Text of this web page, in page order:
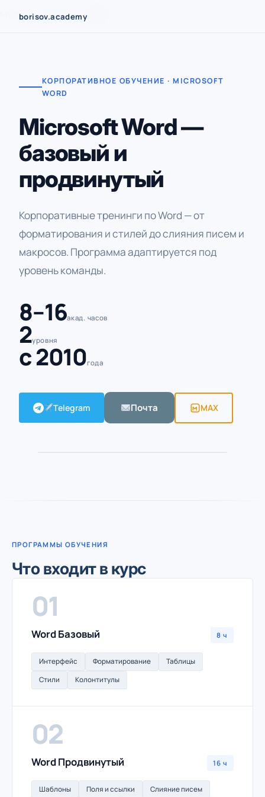
borisov.academy
Курсы › Microsoft ›
КОРПОРАТИВНОЕ ОБУЧЕНИЕ · MICROSOFT
WORD
Microsoft Word —
базовый и
продвинутый
Корпоративные тренинги по Word — от
форматирования и стилей до слияния писем и
макросов. Программа адаптируется под
уровень команды.
8–16акад. часов
2уровня
с 2010года
Telegram Почта MAX
ПРОГРАММЫ ОБУЧЕНИЯ
Что входит в курс
01
Word Базовый 8 ч
Интерфейс Форматирование
Таблицы
Стили
Колонтитулы
02
Word Продвинутый 16 ч
Шаблоны Поля и ссылки
Слияние писем